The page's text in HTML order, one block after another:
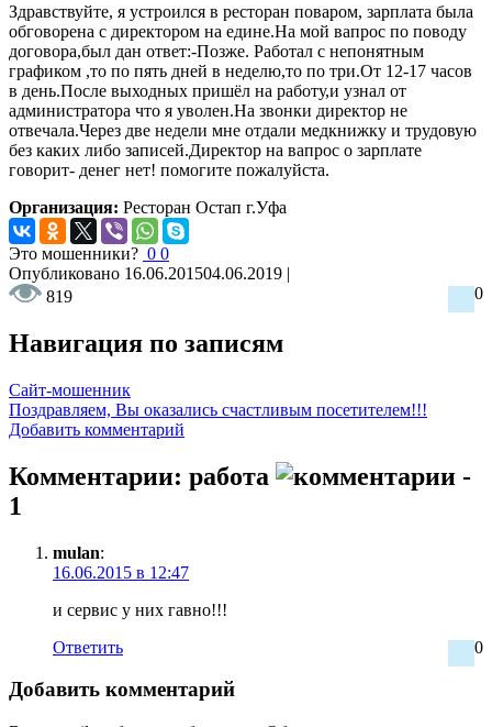
Здравствуйте, я устроился в ресторан поваром, зарплата была
обговорена с директором на едине.На мой вапрос по поводу
договора,был дан ответ:-Позже. Работал с непонятным
графиком ,то по пять дней в неделю,то по три.От 12-17 часов
в день.После выходных пришёл на работу,и узнал от
администратора что я уволен.На звонки директор не
отвечала.Через две недели мне отдали медкнижку и трудовую
без каких либо записей.Директор на вапрос о зарплате
говорит- денег нет! помогите пожалуйста.
Организация: Ресторан Остап г.Уфа
Это мошенники? 0 0
Опубликовано 16.06.201504.06.2019 |
819
0
Навигация по записям
Сайт-мошенник
Поздравляем, Вы оказались счастливым посетителем!!!
Добавить комментарий
Комментарии: работа
-
1
mulan:
16.06.2015 в 12:47
и сервис у них гавно!!!
0
Ответить
Добавить комментарий